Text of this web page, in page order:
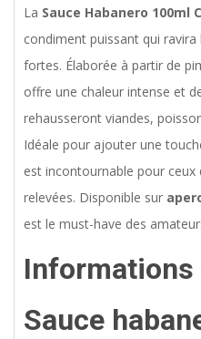
La Sauce Habanero 100ml
condiment puissant qui
fortes. Élaborée à partir de
offre une chaleur intense et
rehausseront viandes,
Idéale pour ajouter une
est incontournable pour ceux
relevées. Disponible sur
est le must-have des
Informations
Sauce